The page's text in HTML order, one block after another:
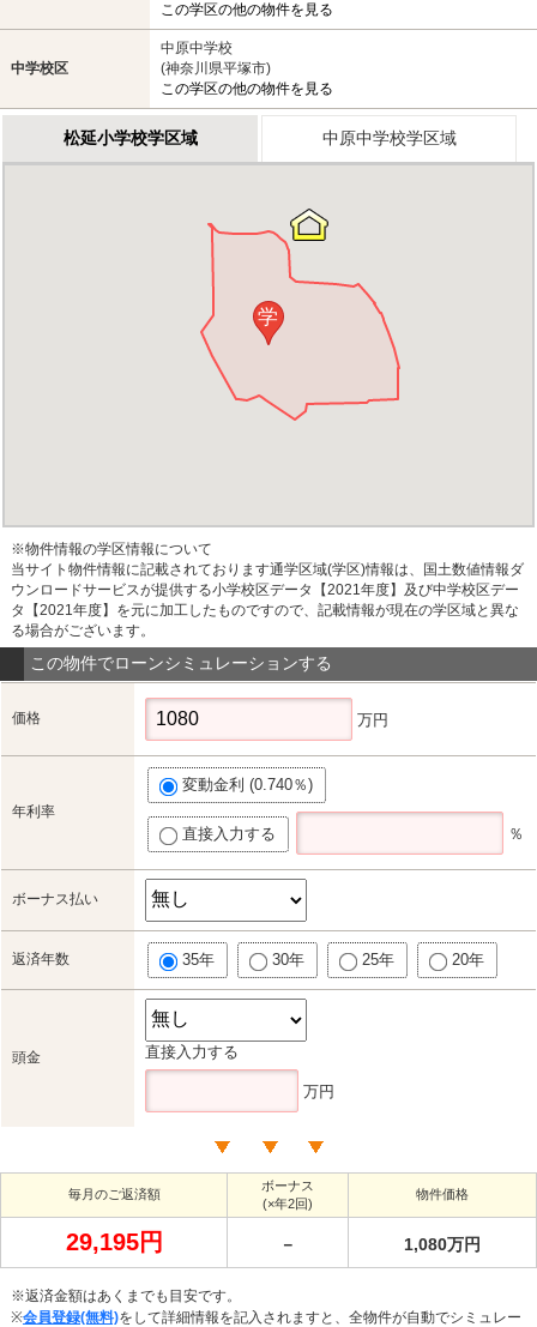
この学区の他の物件を見る
中学校区
中原中学校
(神奈川県平塚市)
この学区の他の物件を見る
松延小学校学区域 中原中学校学区域
学
※物件情報の学区情報について
当サイト物件情報に記載されております通学区域(学区)情報は、国土数値情報ダ
ウンロードサービスが提供する小学校区データ【2021年度】及び中学校区デー
タ【2021年度】を元に加工したものですので、記載情報が現在の学区域と異な
る場合がございます。
この物件でローンシミュレーションする
価格 万円
年利率
変動金利 (0.740％)
直接入力する ％
ボーナス払い
返済年数 35年 30年 25年 20年
頭金 直接入力する
万円
毎月のご返済額
ボーナス
(×年2回)
物件価格
29,195円 － 1,080万円
※返済金額はあくまでも目安です。
※会員登録(無料)をして詳細情報を記入されますと、全物件が自動でシミュレー